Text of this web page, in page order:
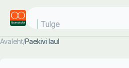
Tulge j
Avaleht/Paekivi laul